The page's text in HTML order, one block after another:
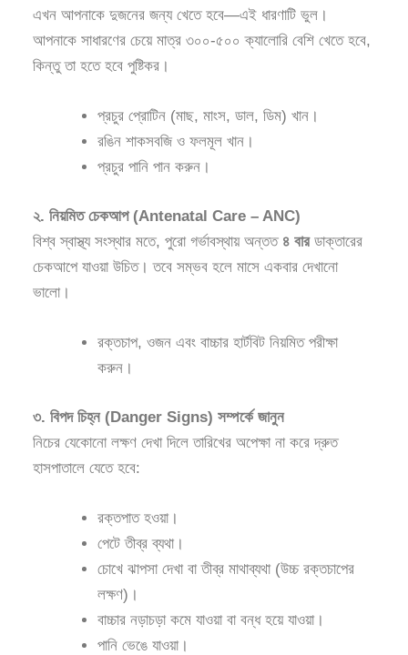
এখন আপনাকে দুজনের জন্য খেতে হবে—এই ধারণাটি ভুল।
আপনাকে সাধারণের চেয়ে মাত্র ৩০০-৫০০ ক্যালোরি বেশি খেতে হবে,
কিন্তু তা হতে হবে পুষ্টিকর।
প্রচুর প্রোটিন (মাছ, মাংস, ডাল, ডিম) খান।
রঙিন শাকসবজি ও ফলমূল খান।
প্রচুর পানি পান করুন।
২. নিয়মিত চেকআপ (Antenatal Care – ANC)
বিশ্ব স্বাস্থ্য সংস্থার মতে, পুরো গর্ভাবস্থায় অন্তত ৪ বারডাক্তারের
চেকআপে যাওয়া উচিত। তবে সম্ভব হলে মাসে একবার দেখানো
ভালো।
রক্তচাপ, ওজন এবং বাচ্চার হার্টবিট নিয়মিত পরীক্ষা
করুন।
৩. বিপদ চিহ্ন (Danger Signs) সম্পর্কে জানুন
নিচের যেকোনো লক্ষণ দেখা দিলে তারিখের অপেক্ষা না করে দ্রুত
হাসপাতালে যেতে হবে:
রক্তপাত হওয়া।
পেটে তীব্র ব্যথা।
চোখে ঝাপসা দেখা বা তীব্র মাথাব্যথা (উচ্চ রক্তচাপের
লক্ষণ)।
বাচ্চার নড়াচড়া কমে যাওয়া বা বন্ধ হয়ে যাওয়া।
পানি ভেঙে যাওয়া।